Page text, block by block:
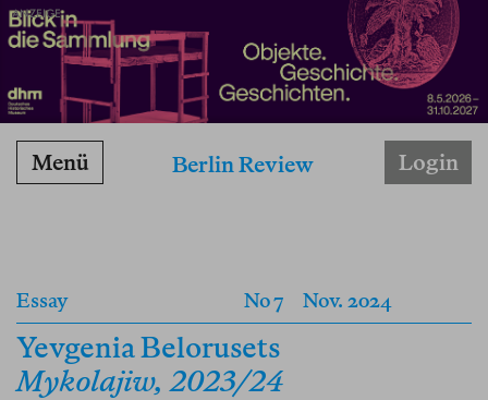
ANZEIGE
Berlin Review
Menü Login
Essay No 7 Nov. 2024
Yevgenia Belorusets
Mykolajiw, 2023/24